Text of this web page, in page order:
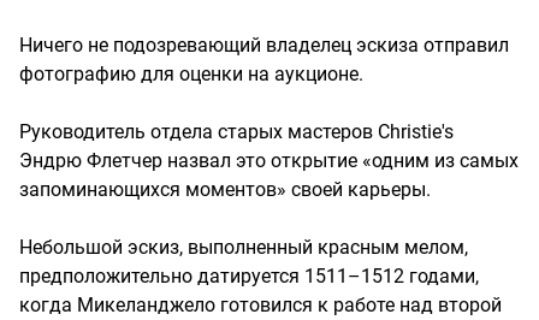
Ничего не подозревающий владелец эскиза отправил
фотографию для оценки на аукционе.
Руководитель отдела старых мастеров Christie's
Эндрю Флетчер назвал это открытие «одним из самых
запоминающихся моментов» своей карьеры.
Небольшой эскиз, выполненный красным мелом,
предположительно датируется 1511–1512 годами,
когда Микеланджело готовился к работе над второй